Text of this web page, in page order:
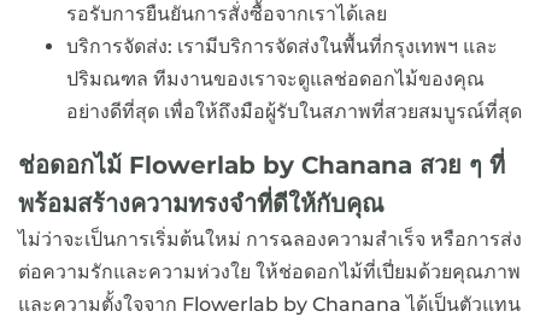
รอรับการยืนยันการสั่งซื้อจากเราได้เลย
บริการจัดส่ง: เรามีบริการจัดส่งในพื้นที่กรุงเทพฯ และ
ปริมณฑล ทีมงานของเราจะดูแลช่อดอกไม้ของคุณ
อย่างดีที่สุด เพื่อให้ถึงมือผู้รับในสภาพที่สวยสมบูรณ์ที่สุด
ช่อดอกไม้ Flowerlab by Chanana สวย ๆ ที่
พร้อมสร้างความทรงจำที่ดีให้กับคุณ
ไม่ว่าจะเป็นการเริ่มต้นใหม่ การฉลองความสำเร็จ หรือการส่ง
ต่อความรักและความห่วงใย ให้ช่อดอกไม้ที่เปี่ยมด้วยคุณภาพ
และความตั้งใจจาก Flowerlab by Chanana ได้เป็นตัวแทน